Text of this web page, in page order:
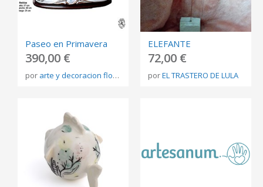
Paseo en Primavera
390,00 €
por arte y decoracion florentino
ELEFANTE
72,00 €
porEL TRASTERO DE LULA